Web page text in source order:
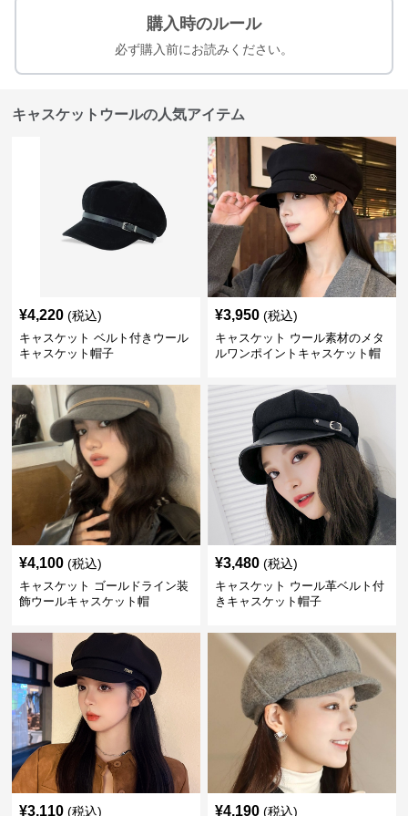
購入時のルール
必ず購入前にお読みください。
キャスケットウールの人気アイテム
¥4,220 (税込)
キャスケット ベルト付きウール
キャスケット帽子
¥3,950 (税込)
キャスケット ウール素材のメタ
ルワンポイントキャスケット帽
¥4,100 (税込)
キャスケット ゴールドライン装
飾ウールキャスケット帽
¥3,480 (税込)
キャスケット ウール革ベルト付
きキャスケット帽子
¥3,110 (税込) ¥4,190 (税込)